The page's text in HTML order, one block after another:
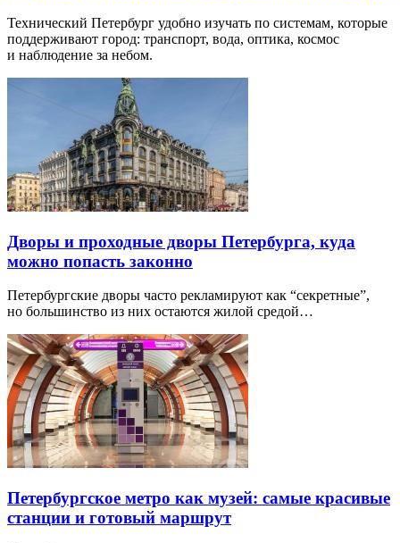
Технический Петербург удобно изучать по системам, которые
поддерживают город: транспорт, вода, оптика, космос
и наблюдение за небом.
Дворы и проходные дворы Петербурга, куда
можно попасть законно
Петербургские дворы часто рекламируют как “секретные”,
но большинство из них остаются жилой средой…
Петербургское метро как музей: самые красивые
станции и готовый маршрут